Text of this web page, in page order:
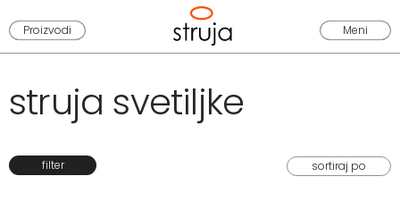
Proizvodi Meni
struja svetiljke
filter